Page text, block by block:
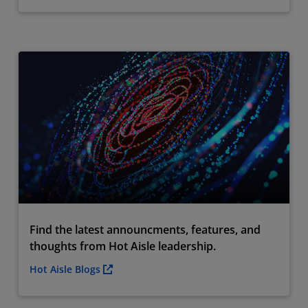
Find the latest announcments, features, and
thoughts from Hot Aisle leadership.
Hot Aisle Blogs